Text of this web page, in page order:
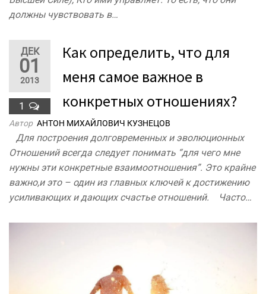
должны чувствовать в…
ДЕК
01
2013
1
Как определить, что для
меня самое важное в
конкретных отношениях?
Автор АНТОН МИХАЙЛОВИЧ КУЗНЕЦОВ
Для построения долговременных и эволюционных
Отношений всегда следует понимать “для чего мне
нужны эти конкретные взаимоотношения”. Это крайне
важно,и это – один из главных ключей к достижению
усиливающих и дающих счастье отношений. Часто…